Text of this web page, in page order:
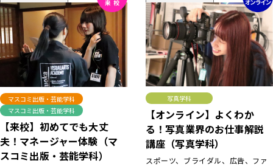
マスコミ出版・芸能学科
マスコミ出版・芸能学科
【来校】初めてでも大丈
夫！マネージャー体験（マ
スコミ出版・芸能学科）
写真学科
【オンライン】よくわか
る！写真業界のお仕事解説
講座（写真学科）
スポーツ、ブライダル、広告、ファ